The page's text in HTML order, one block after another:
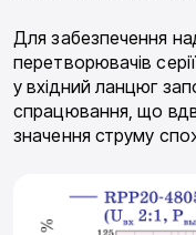
Для забезпечення
перетворювачів
у вхідний ланцюг
спрацювання, що
значення струму